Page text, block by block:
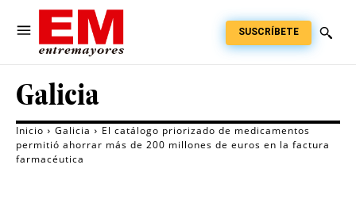
SUSCRÍBETE
Galicia
Inicio Galicia
El catálogo priorizado de medicamentos
permitió ahorrar más de 200 millones de euros en la factura
farmacéutica